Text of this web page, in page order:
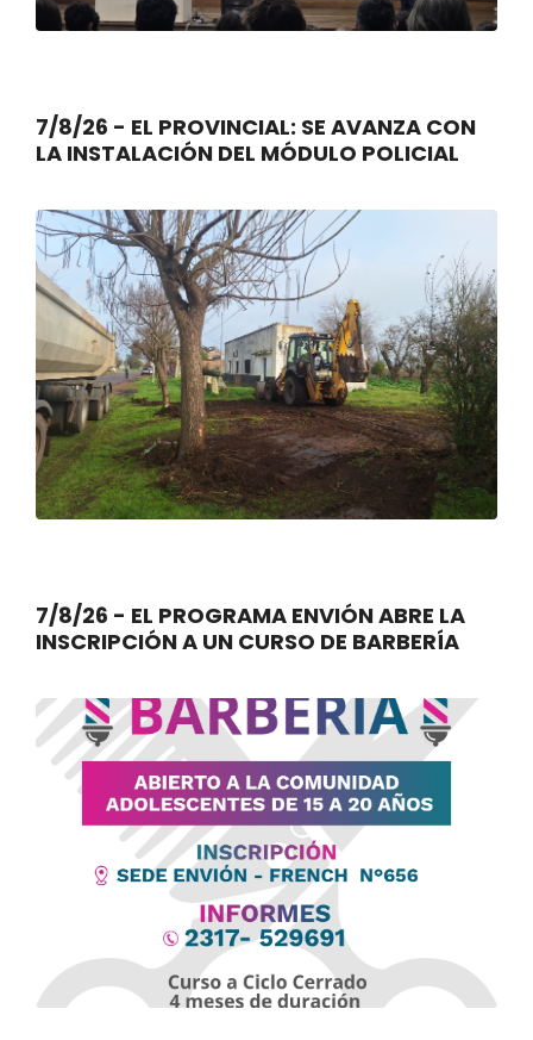
7/8/26 - EL PROVINCIAL: SE AVANZA CON
LA INSTALACIÓN DEL MÓDULO POLICIAL
7/8/26 - EL PROGRAMA ENVIÓN ABRE LA
INSCRIPCIÓN A UN CURSO DE BARBERÍA